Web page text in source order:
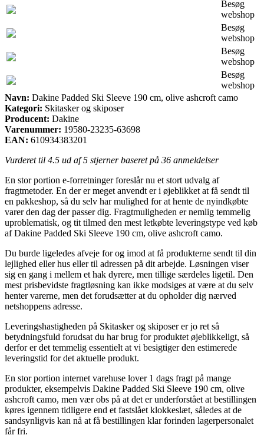
Besøg
webshop
Besøg
webshop
Besøg
webshop
Besøg
webshop
Navn: Dakine Padded Ski Sleeve 190 cm, olive ashcroft camo
Kategori: Skitasker og skiposer
Producent: Dakine
Varenummer: 19580-23235-63698
EAN: 610934383201
Vurderet til 4.5 ud af 5 stjerner baseret på 36 anmeldelser
En stor portion e-forretninger foreslår nu et stort udvalg af
fragtmetoder. En der er meget anvendt er i øjeblikket at få sendt til
en pakkeshop, så du selv har mulighed for at hente de nyindkøbte
varer den dag der passer dig. Fragtmuligheden er nemlig temmelig
uproblematisk, og tit tilmed den mest letkøbte leveringstype ved køb
af Dakine Padded Ski Sleeve 190 cm, olive ashcroft camo.
Du burde ligeledes afveje for og imod at få produkterne sendt til din
lejlighed eller hus eller til adressen på dit arbejde. Løsningen viser
sig en gang i mellem et hak dyrere, men tillige særdeles ligetil. Den
mest prisbevidste fragtløsning kan ikke modsiges at være at du selv
henter varerne, men det forudsætter at du opholder dig nærved
netshoppens adresse.
Leveringshastigheden på Skitasker og skiposer er jo ret så
betydningsfuld forudsat du har brug for produktet øjeblikkeligt, så
derfor er det temmelig essentielt at vi besigtiger den estimerede
leveringstid for det aktuelle produkt.
En stor portion internet varehuse lover 1 dags fragt på mange
produkter, eksempelvis Dakine Padded Ski Sleeve 190 cm, olive
ashcroft camo, men vær obs på at det er underforstået at bestillingen
køres igennem tidligere end et fastslået klokkeslæt, således at de
sandsynligvis kan nå at få bestillingen klar forinden lagerpersonalet
får fri.